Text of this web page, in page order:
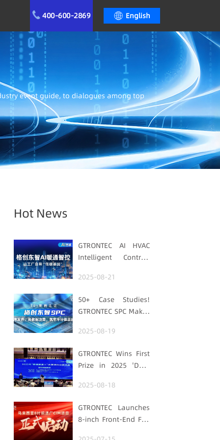
English
400-600-2869
event guide, to dialogues among top
Hot News
GTRONTEC AI HVAC
Intelligent Control:
with "Low-Carbon
2025-08-21
50+ Case Studies!
GTRONTEC SPC Makes
Uses Data for
Strengthens
Semiconductor
Quality Foundation
2025-08-19
GTRONTEC Wins First
Prize in 2025 'Data
Smart Manufacturing
2025-08-18
GTRONTEC Launches
8-inch Front-End Fab